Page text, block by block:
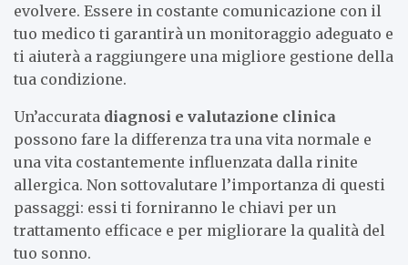
evolvere. Essere in costante comunicazione con il
tuo medico ti garantirà un monitoraggio adeguato e
ti aiuterà a raggiungere una migliore gestione della
tua condizione.
Un’accurata diagnosi e valutazione clinica
possono fare la differenza tra una vita normale e
una vita costantemente influenzata dalla rinite
allergica. Non sottovalutare l’importanza di questi
passaggi: essi ti forniranno le chiavi per un
trattamento efficace e per migliorare la qualità del
tuo sonno.